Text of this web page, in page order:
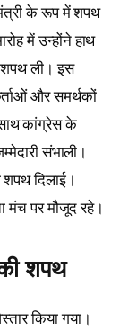
के रूप में शपथ
में उन्होंने हाथ
शपथ ली। इस
और समर्थकों
कांग्रेस के
संभाली।
शपथ दिलाई।
मंच पर मौजूद रहे।
शपथ
किया गया।